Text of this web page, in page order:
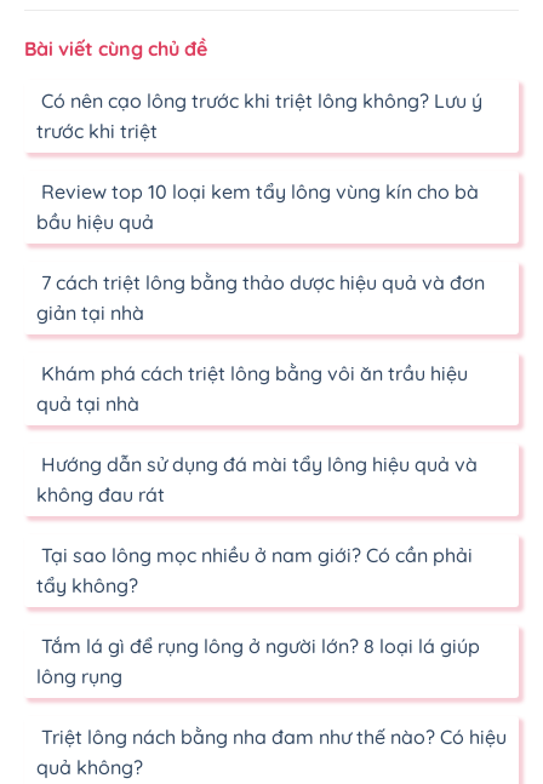
Bài viết cùng chủ đề
Có nên cạo lông trước khi triệt lông không? Lưu ý
trước khi triệt
Review top 10 loại kem tẩy lông vùng kín cho bà
bầu hiệu quả
7 cách triệt lông bằng thảo dược hiệu quả và đơn
giản tại nhà
Khám phá cách triệt lông bằng vôi ăn trầu hiệu
quả tại nhà
Hướng dẫn sử dụng đá mài tẩy lông hiệu quả và
không đau rát
Tại sao lông mọc nhiều ở nam giới? Có cần phải
tẩy không?
Tắm lá gì để rụng lông ở người lớn? 8 loại lá giúp
lông rụng
Triệt lông nách bằng nha đam như thế nào? Có hiệu
quả không?